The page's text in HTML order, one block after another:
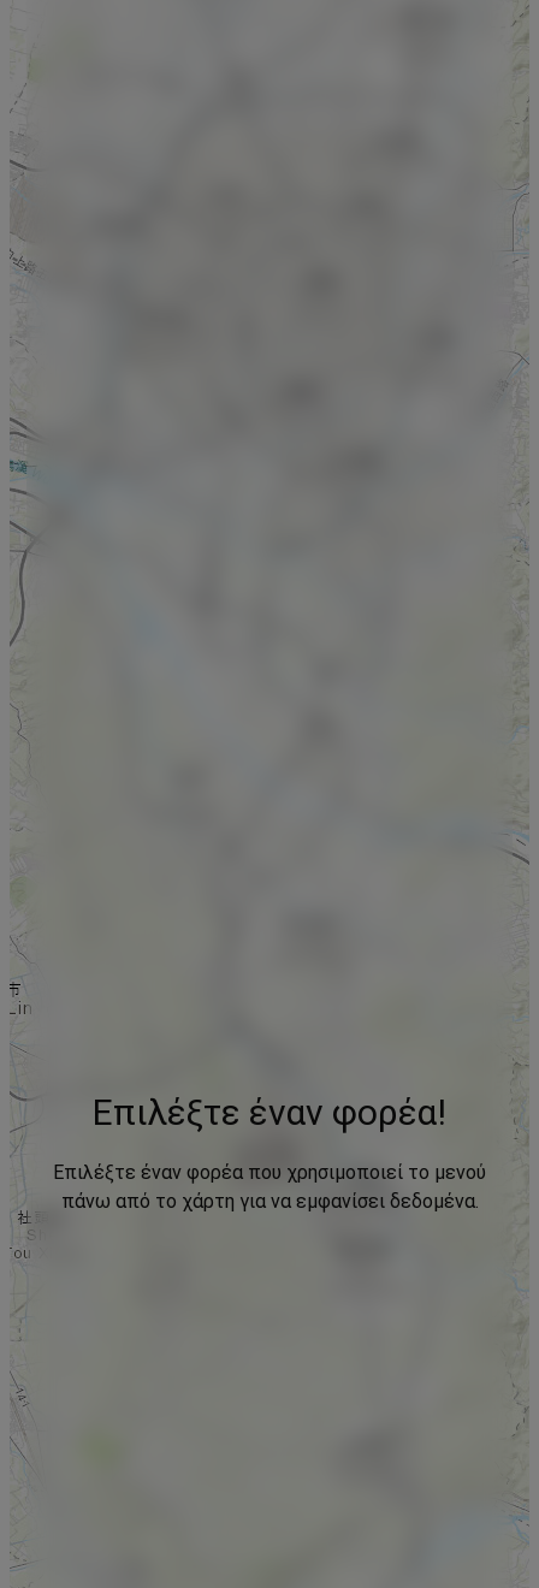
Επιλέξτε έναν φορέα!
Επιλέξτε έναν φορέα που χρησιμοποιεί το μενού
πάνω από το χάρτη για να εμφανίσει δεδομένα.